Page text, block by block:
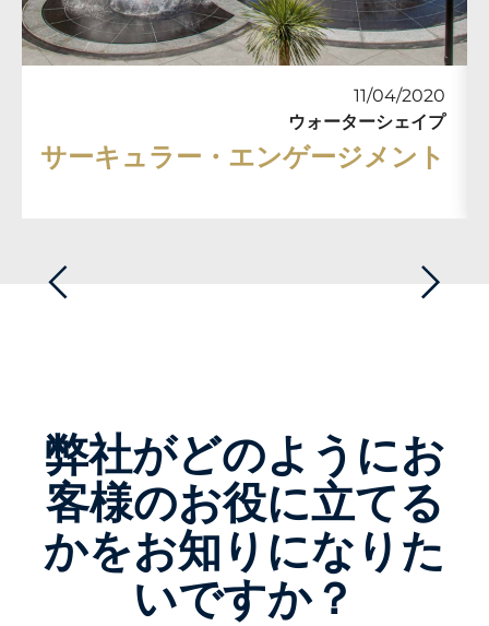
11/04/2020
ウォーターシェイプ
サーキュラー・エンゲージメント
弊社がどのようにお
客様のお役に立てる
かをお知りになりた
いですか？